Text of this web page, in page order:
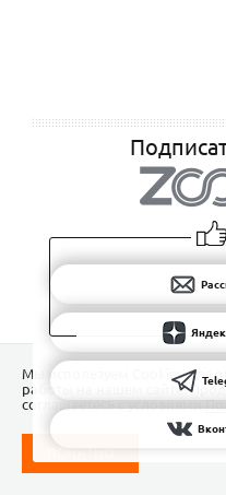
Мы используем Сookies для
работы на нашем сайте.
соглашаетесь с условиями
ПОНЯТНО